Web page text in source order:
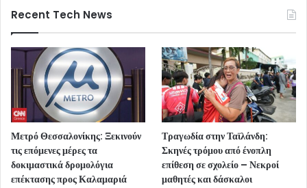
Recent Tech News
Μετρό Θεσσαλονίκης: Ξεκινούν
τις επόμενες μέρες τα
δοκιμαστικά δρομολόγια
επέκτασης προς Καλαμαριά
Τραγωδία στην Ταϊλάνδη:
Σκηνές τρόμου από ένοπλη
επίθεση σε σχολείο – Νεκροί
μαθητές και δάσκαλοι